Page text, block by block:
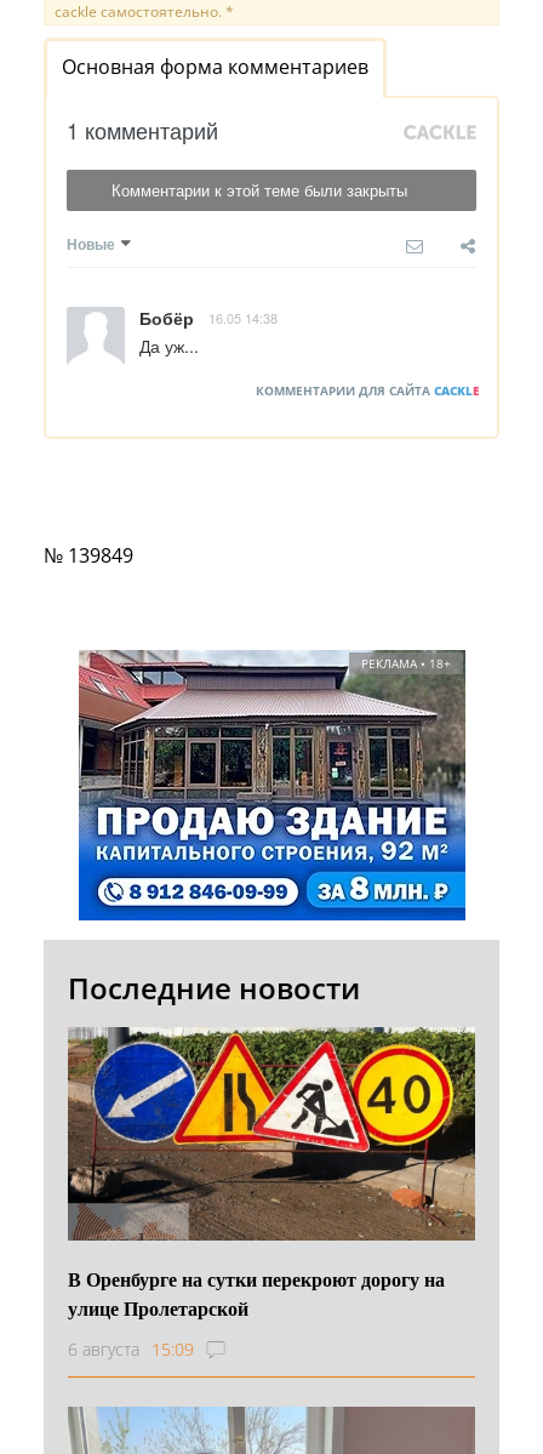
cackle самостоятельно. *
Основная форма комментариев
1 комментарий
Комментарии к этой теме были закрыты
Новые
Бобёр 16.05 14:38
Да уж...
КОММЕНТАРИИ ДЛЯ САЙТА CACKLE
№ 139849
РЕКЛАМА • 18+
Последние новости
В Оренбурге на сутки перекроют дорогу на
улице Пролетарской
6 августа 15:09